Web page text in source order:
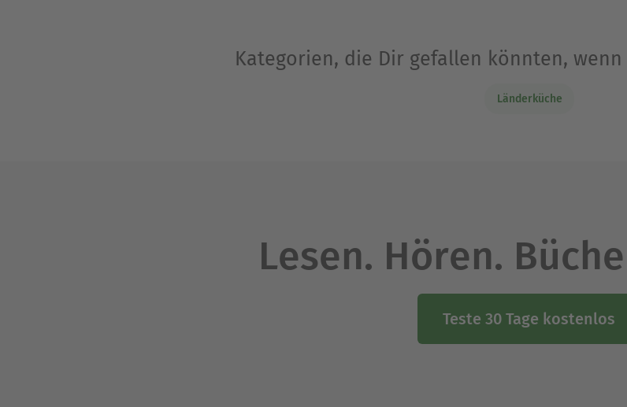
Kategorien, die Dir gefallen könnten, wenn
Länderküche
Lesen. Hören.
Teste 30 Tage kostenlos